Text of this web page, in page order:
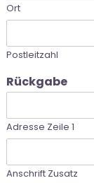
Ort
Postleitzahl
Rückgabe
Adresse Zeile 1
Anschrift Zusatz